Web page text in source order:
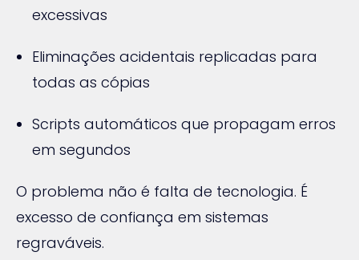
excessivas
Eliminações acidentais replicadas para
todas as cópias
Scripts automáticos que propagam erros
em segundos
O problema não é falta de tecnologia. É
excesso de confiança em sistemas
regraváveis.